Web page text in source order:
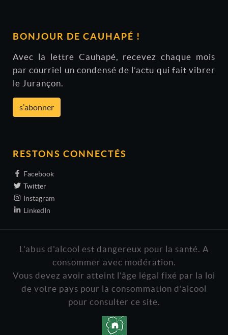
BONJOUR DE CAUHAPÉ !
Avec la lettre Cauhapé, recevez chaque mois
par courriel un condensé de l’actu qui fait vibrer
le Jurançon.
s'abonner
RESTONS CONNECTÉS
Facebook
Twitter
Instagram
LinkedIn
L'abus d'alcool est dangereux pour la santé. A
consommer avec modération.
Vous devez avoir atteint l'âge légal fixé par la loi
de votre pays pour la consommation d'alcool
pour consulter ce site.